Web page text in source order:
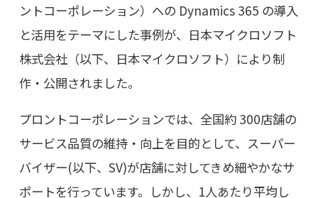
ントコーポレーション）への Dynamics 365 の導入
と活用をテーマにした事例が、日本マイクロソフト
株式会社（以下、日本マイクロソフト）により制
作・公開されました。
プロントコーポレーションでは、全国約 300店舗の
サービス品質の維持・向上を目的として、スーパー
バイザー(以下、SV)が店舗に対してきめ細やかなサ
ポートを行っています。しかし、1人あたり平均し